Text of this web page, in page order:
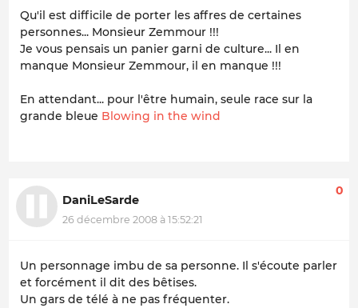
Qu'il est difficile de porter les affres de certaines
personnes... Monsieur Zemmour !!!
Je vous pensais un panier garni de culture... Il en
manque Monsieur Zemmour, il en manque !!!
En attendant... pour l'être humain, seule race sur la
grande bleue Blowing in the wind
DaniLeSarde
26 décembre 2008 à 15:52:21
0
Un personnage imbu de sa personne. Il s'écoute parler
et forcément il dit des bêtises.
Un gars de télé à ne pas fréquenter.